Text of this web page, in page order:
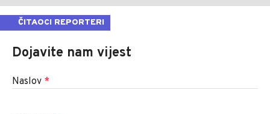
ČITAOCI REPORTERI
Dojavite nam vijest
Naslov *